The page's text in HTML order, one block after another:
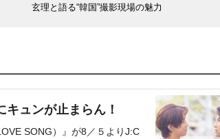
玄理と語る“韓国”撮影現場の魅力
ュンが止まらん！
SONG）』が8／５よりJ:C